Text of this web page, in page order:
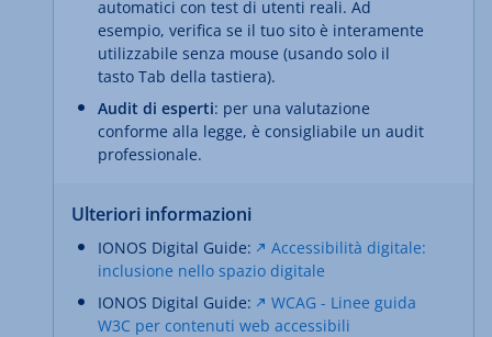
automatici con test di utenti reali. Ad
esempio, verifica se il tuo sito è interamente
utilizzabile senza mouse (usando solo il
tasto Tab della tastiera).
Audit di esperti: per una valutazione
conforme alla legge, è consigliabile un audit
professionale.
Ulteriori informazioni
IONOS Digital Guide:
Accessibilità digitale:
inclusione nello spazio digitale
IONOS Digital Guide:
WCAG - Linee guida
W3C per contenuti web accessibili